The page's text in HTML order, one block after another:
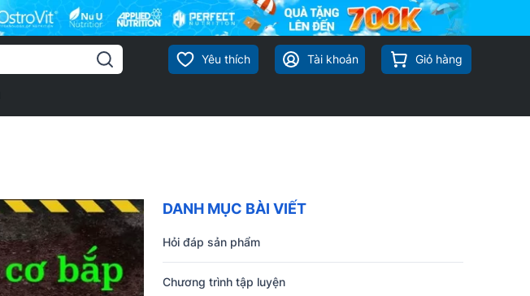
Yêu thích Tài khoản Giỏ hàng
DANH MỤC BÀI VIẾT
Hỏi đáp sản phẩm
Chương trình tập luyện